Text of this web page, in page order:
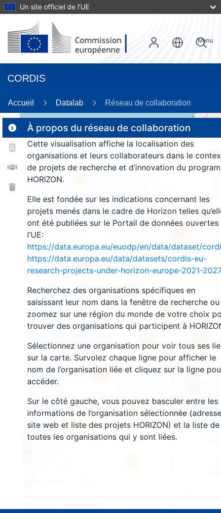
Un site officiel de l’UE
CORDIS
Menu
Accueil Datalab Réseau de collaboration
À propos du réseau de collaboration
Cette visualisation affiche la localisation des
organisations et leurs collaborateurs dans le
de projets de recherche et d’innovation du
HORIZON.
Elle est fondée sur les indications concernant les
projets menés dans le cadre de Horizon telles
ont été publiées sur le Portail de données ouvertes
l’UE:
https://data.europa.eu/euodp/en/data/dataset/
https://data.europa.eu/data/datasets/cordis-eu-
research-projects-under-horizon-europe-2021-2027
Recherchez des organisations spécifiques en
saisissant leur nom dans la fenêtre de recherche ou
zoomez sur une région du monde de votre choix
trouver des organisations qui participent à
Sélectionnez une organisation pour voir tous ses
sur la carte. Survolez chaque ligne pour afficher le
nom de l’organisation liée et cliquez sur la ligne
accéder.
Sur le côté gauche, vous pouvez basculer entre les
informations de l’organisation sélectionnée
site web et liste des projets HORIZON) et la liste de
toutes les organisations qui y sont liées.
1588
13
58
7769
190
10010
12850